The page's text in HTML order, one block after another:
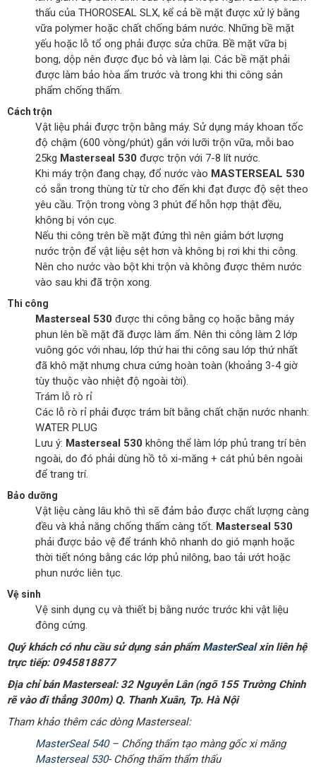
thấu của THOROSEAL SLX, kể cả bề mặt được xử lý bằng
vữa polymer hoặc chất chống bám nước. Những bề mặt
yếu hoặc lỗ tổ ong phải được sửa chữa. Bề mặt vữa bị
bong, dộp nên được đục bỏ và làm lại. Các bề mặt phải
được làm bảo hòa ẩm trước và trong khi thi công sản
phẩm chống thấm.
Cách trộn
Vật liệu phải được trộn bằng máy. Sử dụng máy khoan tốc
độ chậm (600 vòng/phút) gắn với lưỡi trộn vữa, mỗi bao
25kg Masterseal 530 được trộn với 7-8 lít nước.
Khi máy trộn đang chạy, đổ nước vào MASTERSEAL 530
có sẵn trong thùng từ từ cho đến khi đạt được độ sệt theo
yêu cầu. Trộn trong vòng 3 phút để hỗn hợp thật đều,
không bị vón cục.
Nếu thi công trên bề mặt đứng thì nên giảm bớt lượng
nước trộn để vật liệu sệt hơn và không bị rơi khi thi công.
Nên cho nước vào bột khi trộn và không được thêm nước
vào sau khi đã trộn xong.
Thi công
Masterseal 530 được thi công bằng cọ hoặc bằng máy
phun lên bề mặt đã được làm ẩm. Nên thi công làm 2 lớp
vuông góc với nhau, lớp thứ hai thi công sau lớp thứ nhất
đã khô mặt nhưng chưa cứng hoàn toàn (khoảng 3-4 giờ
tùy thuộc vào nhiệt độ ngoài tời).
Trám lỗ rò rỉ
Các lỗ rò rỉ phải được trám bít bằng chất chặn nước nhanh:
WATER PLUG
Lưu ý: Masterseal 530 không thể làm lớp phủ trang trí bên
ngoài, do đó phải dùng hồ tô xi-măng + cát phủ bên ngoài
để trang trí.
Bảo dưỡng
Vật liệu càng lâu khô thì sẽ đảm bảo được chất lượng càng
đều và khả năng chống thấm càng tốt. Masterseal 530
phải được bảo vệ để tránh khô nhanh do gió mạnh hoặc
thời tiết nóng bằng các lớp phủ nilông, bao tải ướt hoặc
phun nước liên tục.
Vệ sinh
Vệ sinh dụng cụ và thiết bị bằng nước trước khi vật liệu
đông cứng.
Quý khách có nhu cầu sử dụng sản phẩm MasterSealxin liên hệ
trực tiếp: 0945818877
Địa chỉ bán Masterseal: 32 Nguyễn Lân (ngõ 155 Trường Chinh
rẽ vào đi thẳng 300m) Q. Thanh Xuân, Tp. Hà Nội
Tham khảo thêm các dòng Masterseal:
MasterSeal 540– Chống thấm tạo màng gốc xi măng
Masterseal 530- Chống thấm thẩm thấu